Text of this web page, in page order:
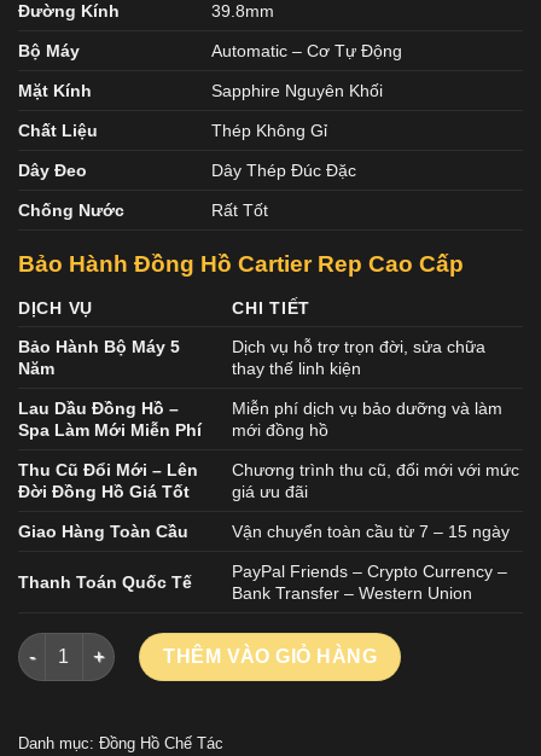
Đường Kính
39.8mm
Bộ Máy Automatic – Cơ Tự Động
Mặt Kính Sapphire Nguyên Khối
Chất Liệu Thép Không Gỉ
Dây Đeo Dây Thép Đúc Đặc
Chống Nước Rất Tốt
Bảo Hành Đồng Hồ Cartier Rep Cao Cấp
DỊCH VỤ
CHI TIẾT
Bảo Hành Bộ Máy 5
Năm
Dịch vụ hỗ trợ trọn đời, sửa chữa
thay thế linh kiện
Lau Dầu Đồng Hồ –
Spa Làm Mới Miễn Phí
Miễn phí dịch vụ bảo dưỡng và làm
mới đồng hồ
Thu Cũ Đổi Mới – Lên
Đời Đồng Hồ Giá Tốt
Chương trình thu cũ, đổi mới với mức
giá ưu đãi
Giao Hàng Toàn Cầu Vận chuyển toàn cầu từ 7 – 15 ngày
Thanh Toán Quốc Tế
PayPal Friends – Crypto Currency –
Bank Transfer – Western Union
Đồng Hồ Đồng hồ Cartier Santos de Cartier WGSA0095 Chế
THÊM VÀO GIỎ HÀNG
Danh mục: Đồng Hồ Chế Tác